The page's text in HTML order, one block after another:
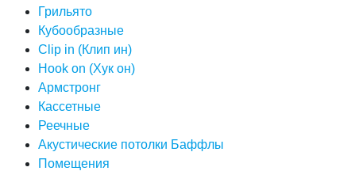
Грильято
Кубообразные
Clip in (Клип ин)
Hook on (Хук он)
Армстронг
Кассетные
Реечные
Акустические потолки Баффлы
Помещения